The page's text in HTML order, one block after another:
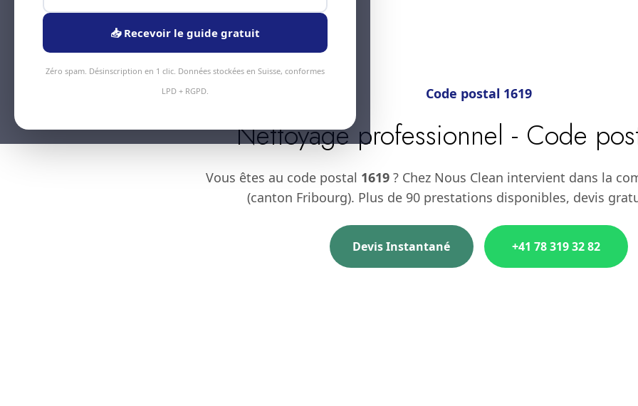
Code postal 1619
Nettoyage professionnel - Code
Vous êtes au code postal 1619? Chez Nous Clean intervient dans la
(canton Fribourg). Plus de 90 prestations disponibles, devis
Devis Instantané +41 78 319 32 82
📥 Recevoir le guide gratuit
Zéro spam. Désinscription en 1 clic. Données stockées en Suisse, conformes
LPD + RGPD.